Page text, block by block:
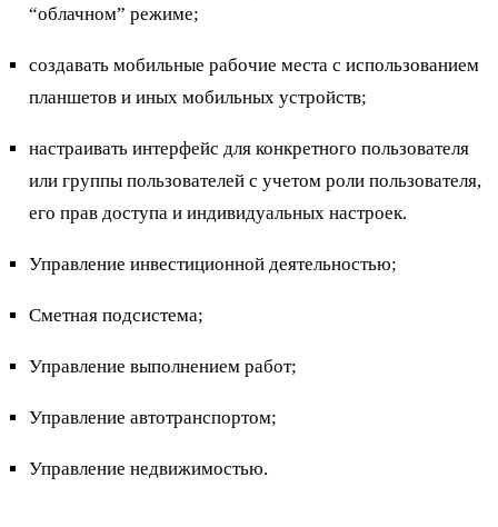
“облачном” режиме;
создавать мобильные рабочие места с использованием
планшетов и иных мобильных устройств;
настраивать интерфейс для конкретного пользователя
или группы пользователей с учетом роли пользователя,
его прав доступа и индивидуальных настроек.
Управление инвестиционной деятельностью;
Сметная подсистема;
Управление выполнением работ;
Управление автотранспортом;
Управление недвижимостью.